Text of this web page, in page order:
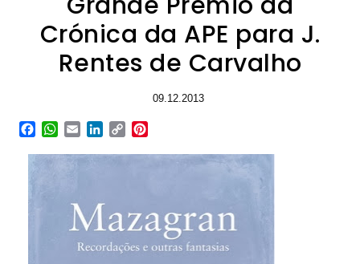
Crónica da APE para J.
Rentes de Carvalho
09.12.2013
Facebook
WhatsApp
EmailLinkedIn
Copy